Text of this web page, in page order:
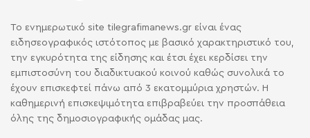
Το ενημερωτικό site tilegrafimanews.gr είναι ένας
ειδησεογραφικός ιστότοπος με βασικό χαρακτηριστικό του,
την εγκυρότητα της είδησης και έτσι έχει κερδίσει την
εμπιστοσύνη του διαδικτυακού κοινού καθώς συνολικά το
έχουν επισκεφτεί πάνω από 3 εκατομμύρια χρηστών. Η
καθημερινή επισκεψιμότητα επιβραβεύει την προσπάθεια
όλης της δημοσιογραφικής ομάδας μας.